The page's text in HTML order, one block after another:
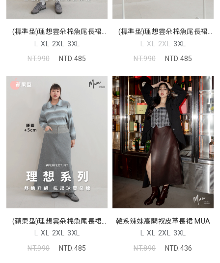
(標準型)理想雲朵棉魚尾長裙
MUA
L XL 2XL 3XL
NT.990
NTD.485
(標準型)理想雲朵棉魚尾長裙
MUA
L XL 2XL 3XL
NT.990
NTD.485
(蘋果型)理想雲朵棉魚尾長裙
MUA
L XL 2XL 3XL
NT.990
NTD.485
韓系辣妹高開衩皮革長裙 MUA
L XL 2XL 3XL
NT.890
NTD.436